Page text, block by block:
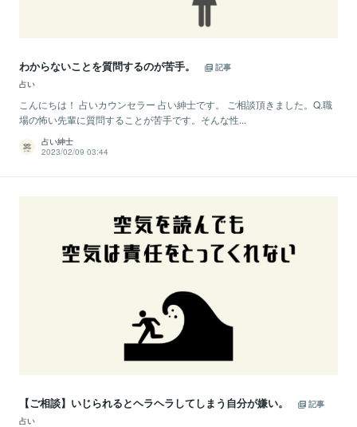
わからないことを質問するのが苦手。
記事
占い
こんにちは！ 占いカウンセラー 占い紳士です。 ご相談頂きました。Q.職
場の怖い先輩に質問することが苦手です。そんな性...
占い紳士
2023/02/09 03:44
【ご相談】いじられるとヘラヘラしてしまう自分が嫌い。
記事
占い